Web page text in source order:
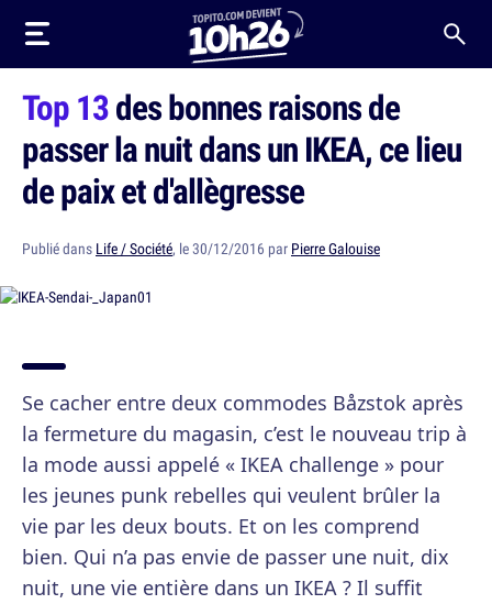
Top 13des bonnes raisons de
passer la nuit dans un IKEA, ce lieu
de paix et d'allègresse
Publié dans Life / Société, le 30/12/2016 par Pierre Galouise
Se cacher entre deux commodes Båzstok après
la fermeture du magasin, c’est le nouveau trip à
la mode aussi appelé « IKEA challenge » pour
les jeunes punk rebelles qui veulent brûler la
vie par les deux bouts. Et on les comprend
bien. Qui n’a pas envie de passer une nuit, dix
nuit, une vie entière dans un IKEA ? Il suffit